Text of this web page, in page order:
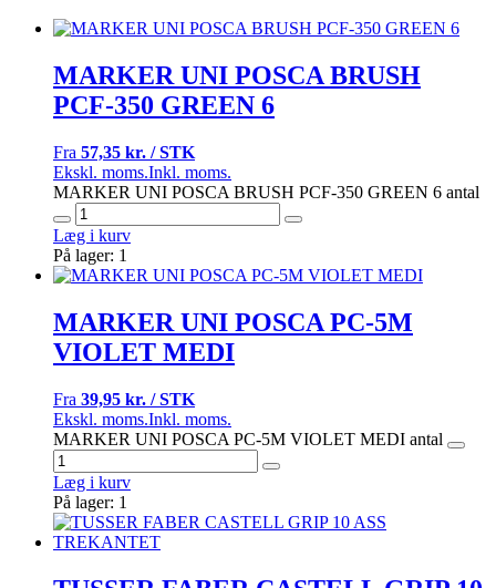
MARKER UNI POSCA BRUSH
PCF-350 GREEN 6
Fra 57,35 kr. / STK
Ekskl. moms.Inkl. moms.
MARKER UNI POSCA BRUSH PCF-350 GREEN 6 antal
Læg i kurv
På lager: 1
MARKER UNI POSCA PC-5M
VIOLET MEDI
Fra 39,95 kr. / STK
Ekskl. moms.Inkl. moms.
MARKER UNI POSCA PC-5M VIOLET MEDI antal
Læg i kurv
På lager: 1